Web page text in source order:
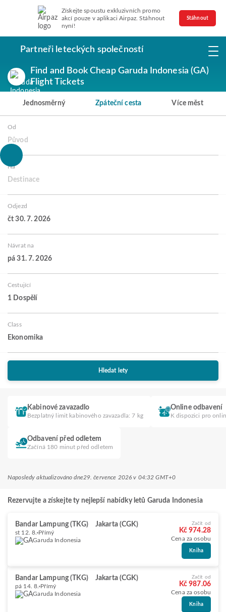
Získejte spoustu exkluzivních promo
akcí pouze v aplikaci Airpaz. Stáhnout
nyní!
Stáhnout
Partneři leteckých společností
Find and Book Cheap Garuda Indonesia (GA)
Flight Tickets
Jednosměrný Zpáteční cesta Více měst
Od
Původ
Na
Destinace
Odjezd
čt 30. 7. 2026
Návrat na
pá 31. 7. 2026
Cestující
1 Dospělí
Class
Ekonomika
Hledat lety
Kabinové zavazadlo
Bezplatný limit kabinového zavazadla: 7 kg
Online odbavení
K dispozici pro
Odbavení před odletem
Začíná 180 minut před odletem
Naposledy aktualizováno dne29. července 2026 v 04:32 GMT+0
Rezervujte a získejte ty nejlepší nabídky letů Garuda Indonesia
Bandar Lampung (TKG) Jakarta (CGK)
st 12. 8. Přímý
Garuda Indonesia
Začít od
Kč 974.28
Cena za osobu
Kniha
Bandar Lampung (TKG) Jakarta (CGK)
pá 14. 8. Přímý
Garuda Indonesia
Začít od
Kč 987.06
Cena za osobu
Kniha